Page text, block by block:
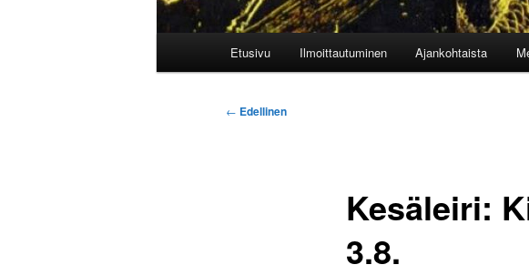
Etusivu Ilmoittautuminen Ajankohtaista
Artikkelien
← Edellinen
Kesäleiri:
3.8.